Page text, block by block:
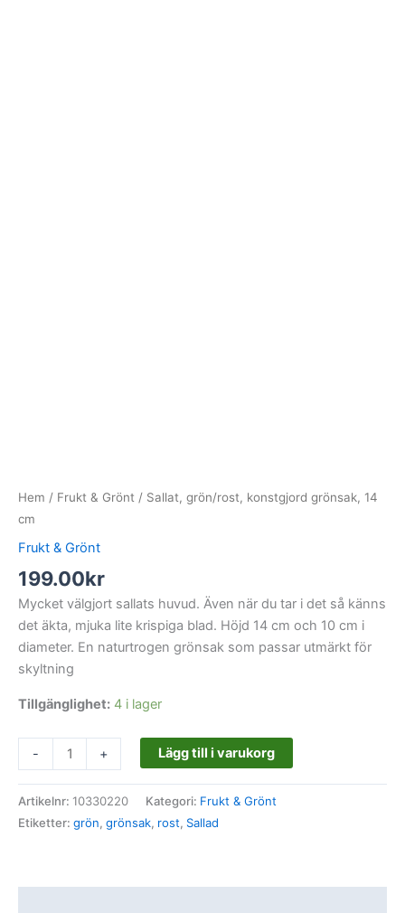
Hem / Frukt & Grönt / Sallat, grön/rost, konstgjord grönsak, 14
cm
Frukt & Grönt
199.00kr
Mycket välgjort sallats huvud. Även när du tar i det så känns
det äkta, mjuka lite krispiga blad. Höjd 14 cm och 10 cm i
diameter. En naturtrogen grönsak som passar utmärkt för
skyltning
Tillgänglighet: 4 i lager
- + Lägg till i varukorg
Artikelnr: 10330220 Kategori: Frukt & Grönt
Etiketter: grön, grönsak, rost, Sallad